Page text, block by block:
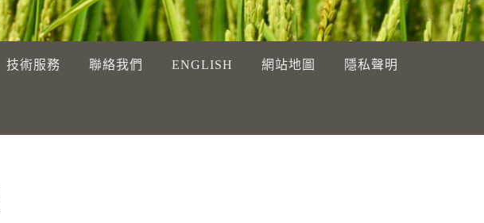
技術服務 聯絡我們 ENGLISH 網站地圖 隱私聲明